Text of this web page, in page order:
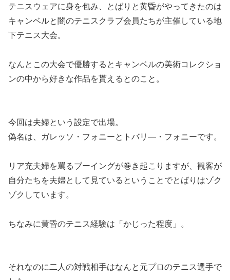
テニスウェアに身を包み、とばりと黄昏がやってきたのは
キャンベルと闇のテニスクラブ会員たちが主催している地
下テニス大会。
なんと この大会で優勝するとキャンベルの美術コレクショ
ンの中から好きな作品を貰える とのこと。
今回は夫婦という設定で出場。
偽名は、ガレッソ・フォニーとトバリ―・フォニーです。
リア充夫婦を罵るブーイングが巻き起こりますが、観客が
自分たちを夫婦として見ているということでとばりはゾク
ゾクしています。
ちなみに黄昏のテニス経験は「かじった程度」。
それなのに 二人の対戦相手はなんと元プロのテニス選手で